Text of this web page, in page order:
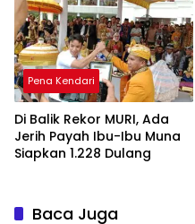
Pena Kendari
Di Balik Rekor MURI, Ada
Jerih Payah Ibu-Ibu Muna
Siapkan 1.228 Dulang
Baca Juga